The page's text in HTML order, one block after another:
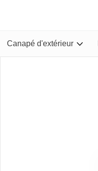
Canapé d'extérieur